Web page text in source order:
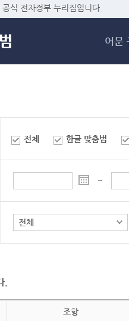
식 전자정부 누리집입니다.
어문
전체 한글 맞춤법
~
.
조항